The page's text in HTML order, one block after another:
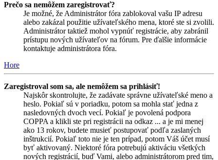
Prečo sa nemôžem zaregistrovať?
Je možné, že Administrátor fóra zablokoval vašu IP adresu
alebo zakázal použitie užívateľského mena, ktoré ste si zvolili.
Administrátor taktiež mohol vypnúť registrácie, aby zabránil
prístupu nových užívateľov na fórum. Pre ďalšie informácie
kontaktuje administrátora fóra.
Hore
Zaregistroval som sa, ale nemôžem sa prihlásiť!
Najskôr skontrolujte, že zadávate správne užívateľské meno a
heslo. Pokiaľ sú v poriadku, potom sa mohla stať jedna z
nasledovných dvoch vecí. Pokiaľ je povolená podpora
COPPA a klikli ste pri registrácii na odkaz ... a je mi menej
ako 13 rokov, budete musieť postupovať podľa zaslaných
inštrukcií. Pokiaľ toto nie je ten prípad, potom Váš účet musí
byť aktivovaný. Niektoré fóra potrebujú aktiváciu všetkých
nových registrácií, buď Vami, alebo administrátorom pred tim,